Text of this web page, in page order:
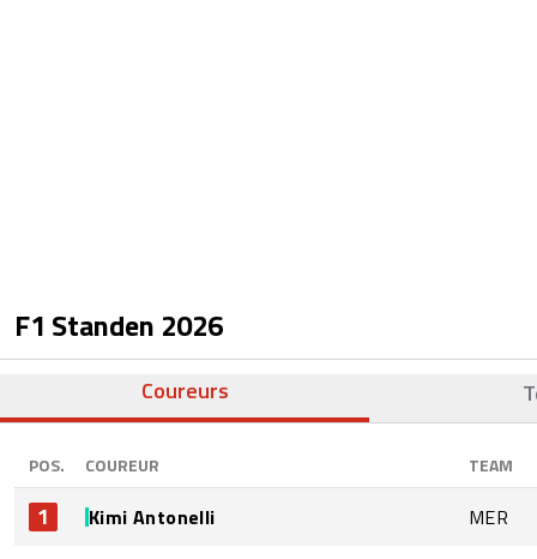
F1 Standen 2026
Coureurs
POS. COUREUR TEAM
1 Kimi Antonelli MER